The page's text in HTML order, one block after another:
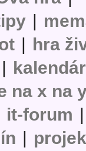
|
| hra
| kalendár
na x na
it-forum |
|